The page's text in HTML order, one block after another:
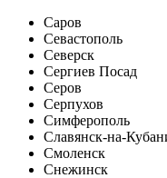
Саров
Севастополь
Северск
Сергиев Посад
Серов
Серпухов
Симферополь
Славянск-на-
Смоленск
Снежинск